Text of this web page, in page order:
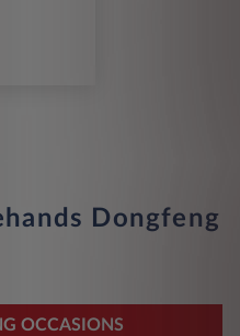
Dongfeng
OCCASIONS